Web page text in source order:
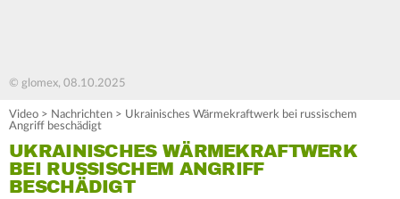
© glomex, 08.10.2025
Video > Nachrichten > Ukrainisches Wärmekraftwerk bei russischem
Angriff beschädigt
UKRAINISCHES WÄRMEKRAFTWERK
BEI RUSSISCHEM ANGRIFF
BESCHÄDIGT